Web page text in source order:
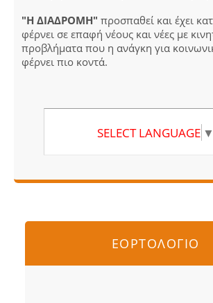
"Η ΔΙΑΔΡΟΜΗ" προσπαθεί και έχει
φέρνει σε επαφή νέους και νέες με
προβλήματα που η ανάγκη για
φέρνει πιο κοντά.
SELECT LANGUAGE ▼
ΕΟΡΤΟΛΟΓΙΟ